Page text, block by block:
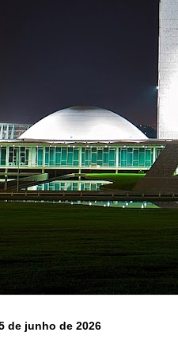
de junho de 2026